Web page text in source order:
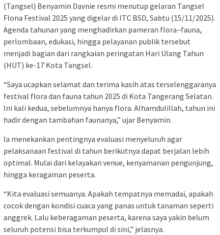
(Tangsel) Benyamin Davnie resmi menutup gelaran Tangsel
Flona Festival 2025 yang digelar di ITC BSD, Sabtu (15/11/2025).
Agenda tahunan yang menghadirkan pameran flora–fauna,
perlombaan, edukasi, hingga pelayanan publik tersebut
menjadi bagian dari rangkaian peringatan Hari Ulang Tahun
(HUT) ke-17 Kota Tangsel.
“Saya ucapkan selamat dan terima kasih atas terselenggaranya
festival flora dan fauna tahun 2025 di Kota Tangerang Selatan.
Ini kali kedua, sebelumnya hanya flora. Alhamdulillah, tahun ini
hadir dengan tambahan faunanya,” ujar Benyamin.
Ia menekankan pentingnya evaluasi menyeluruh agar
pelaksanaan festival di tahun berikutnya dapat berjalan lebih
optimal. Mulai dari kelayakan venue, kenyamanan pengunjung,
hingga keragaman peserta.
“Kita evaluasi semuanya. Apakah tempatnya memadai, apakah
cocok dengan kondisi cuaca yang panas untuk tanaman seperti
anggrek. Lalu keberagaman peserta, karena saya yakin belum
seluruh potensi bisa terkumpul di sini,” jelasnya.